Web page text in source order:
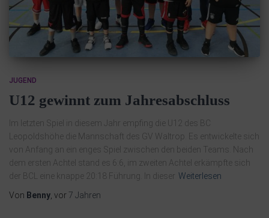
JUGEND
U12 gewinnt zum Jahresabschluss
Im letzten Spiel in diesem Jahr empfing die U12 des BC
Leopoldshöhe die Mannschaft des GV Waltrop. Es entwickelte sich
von Anfang an ein enges Spiel zwischen den beiden Teams. Nach
dem ersten Achtel stand es 6:6, im zweiten Achtel erkämpfte sich
der BCL eine knappe 20:18 Führung. In dieser Weiterlesen
Von Benny , vor 7 Jahren